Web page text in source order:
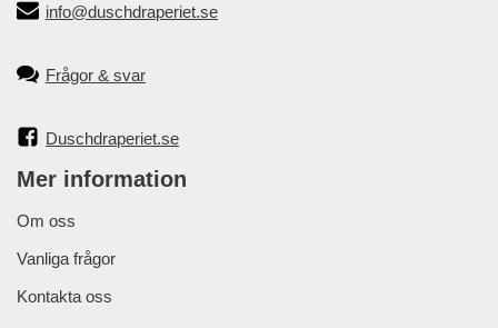
info@duschdraperiet.se
Frågor & svar
Duschdraperiet.se
Mer information
Om oss
Vanliga frågor
Kontakta oss